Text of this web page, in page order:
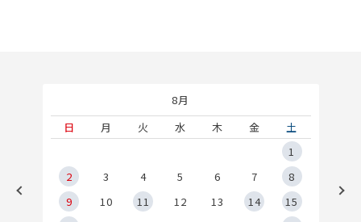
8月
日
月 火 水 木 金
土
1
2
3 4 5 6 7
8
9
10 11 12 13 14
15